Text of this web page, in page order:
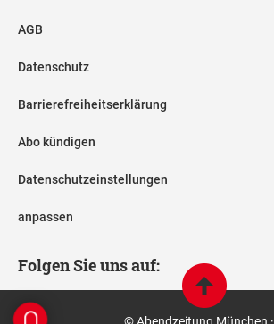
AGB
Datenschutz
Barrierefreiheitserklärung
Abo kündigen
Datenschutzeinstellungen
anpassen
Folgen Sie uns auf:
© Abendzeitung München ·